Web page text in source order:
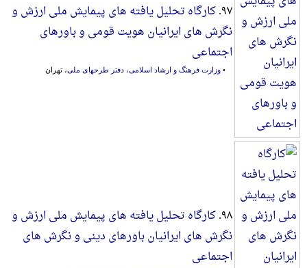
۹۷. کارگاه تحلیل یافته های پیمایش ملی ارزش و
نگرش های ایرانیان هویت قومی و باورهای
اجتماعی
• وزارت فرهنگ و ارشاد اسلامی، دفتر طرحهای ملی، تهران
۹۸. کارگاه تحلیل یافته های پیمایش ملی ارزش و
نگرش های ایرانیان باورهای دینی و نگرش های
اجتماعی